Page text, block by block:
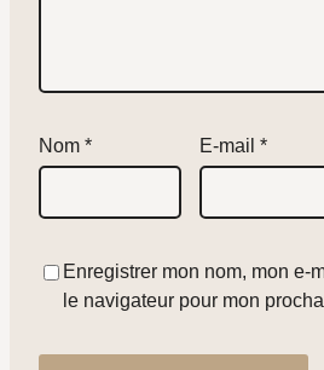
Nom * E-mail *
Enregistrer mon nom, mon e-
le navigateur pour mon